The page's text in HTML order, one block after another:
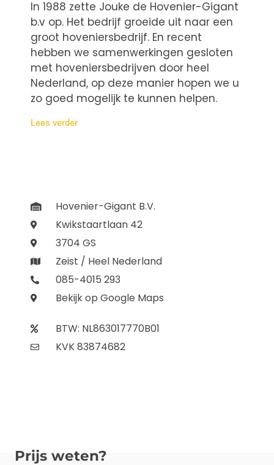
In 1988 zette Jouke de Hovenier-Gigant
b.v op. Het bedrijf groeide uit naar een
groot hoveniersbedrijf. En recent
hebben we samenwerkingen gesloten
met hoveniersbedrijven door heel
Nederland, op deze manier hopen we u
zo goed mogelijk te kunnen helpen.
Lees verder
Hovenier-Gigant B.V.
Kwikstaartlaan 42
3704 GS
Zeist / Heel Nederland
085-4015 293
Bekijk op Google Maps
BTW: NL863017770B01
KVK 83874682
Prijs weten?